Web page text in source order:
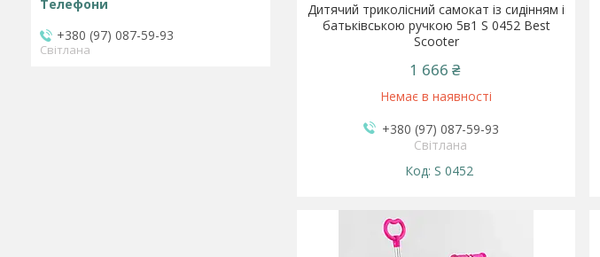
Дитячий триколісний самокат із сидінням і
батьківською ручкою 5в1 S 0452 Best
Scooter
1 666 ₴
Немає в наявності
+380 (97) 087-59-93
Світлана
S 0452
+380 (97) 087-59-93
Світлана